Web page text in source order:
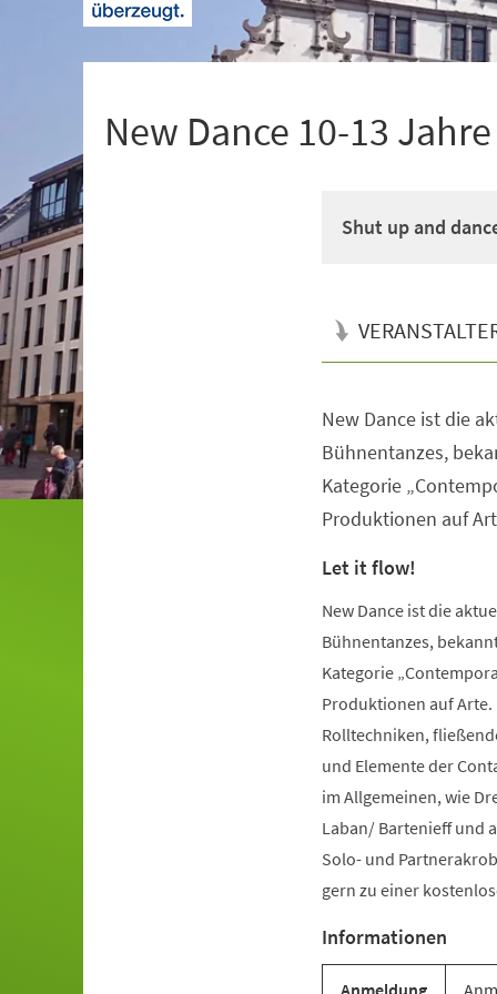
New Dance 10-13
Shut up and
New Dance ist die
Bühnentanzes,
Kategorie
Produktionen auf
Let it flow!
New Dance ist die
Bühnentanzes,
Kategorie
Produktionen auf Arte.
Rolltechniken,
und Elemente der
im Allgemeinen, wie
Laban/ Bartenieff und
Solo- und
gern zu einer
Informationen
Anmeldung